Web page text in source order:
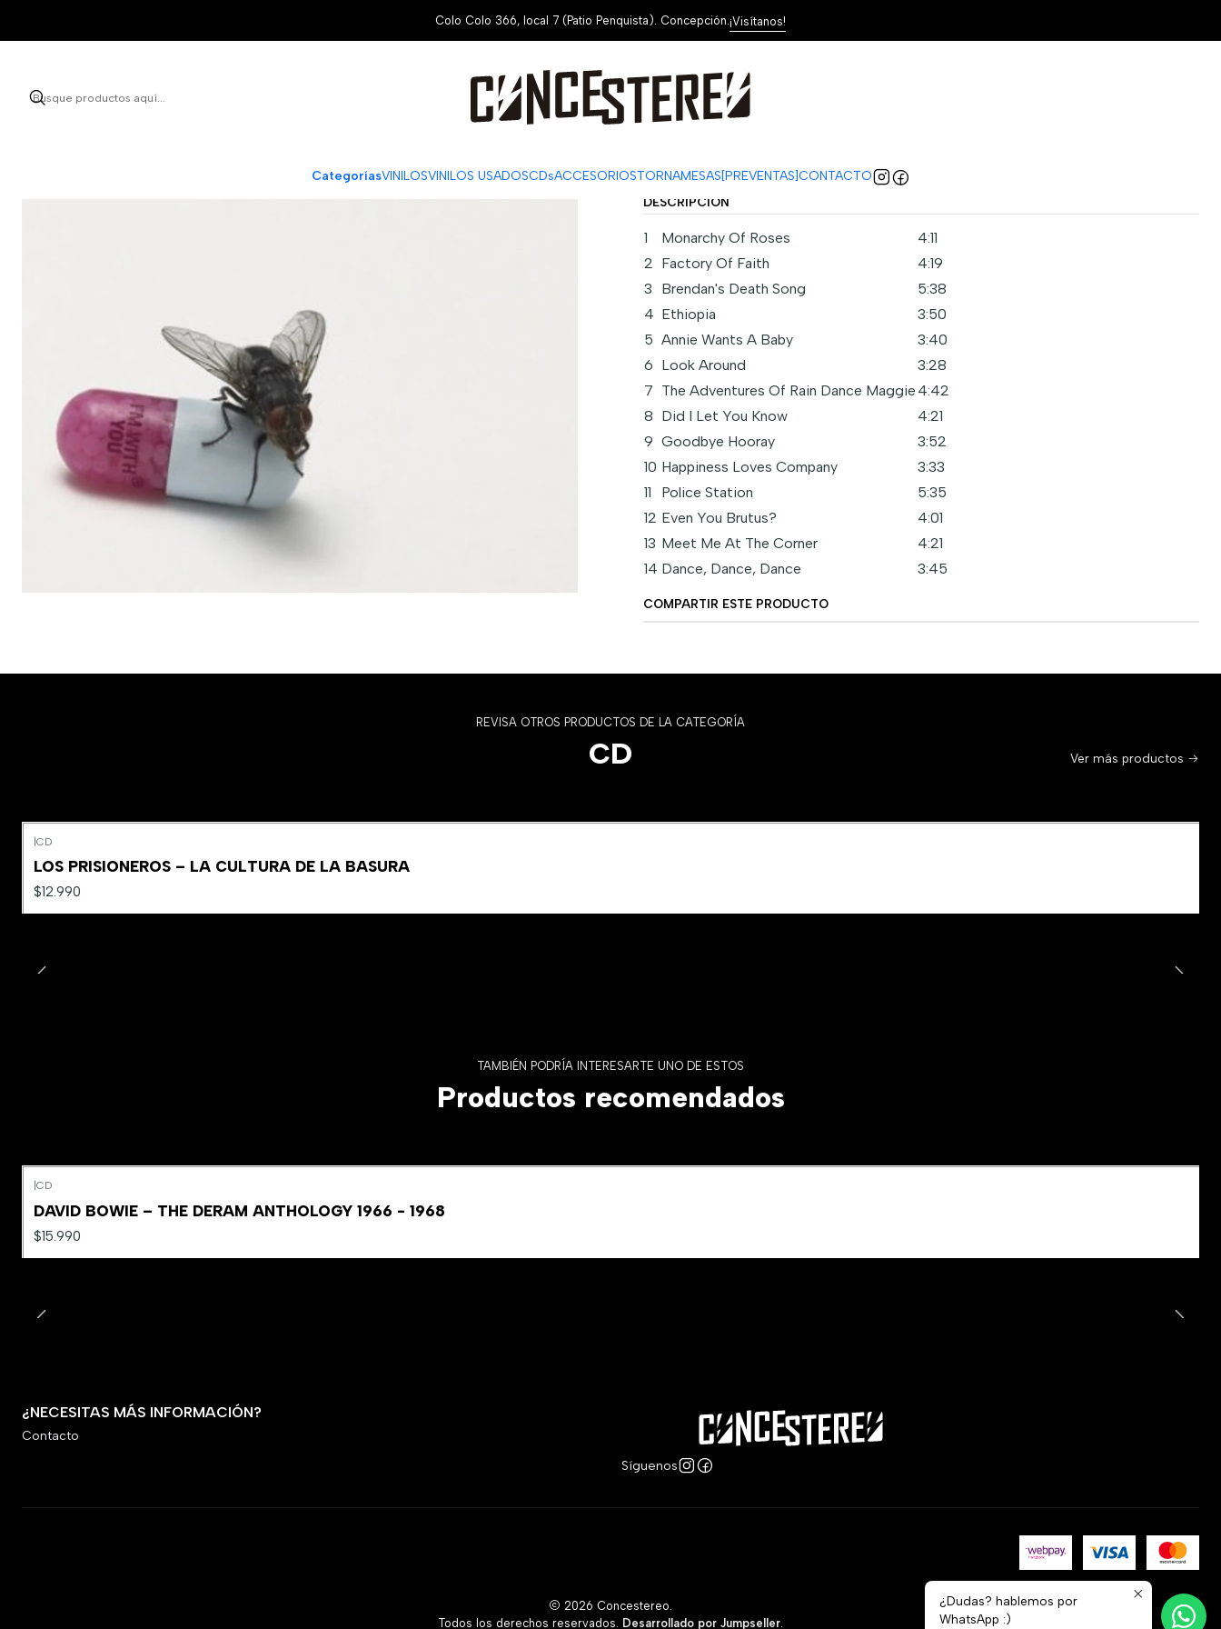
CategoríasVINILOSVINILOS USADOSCDsACCESORIOSTORNAMESAS[PREVENTAS]CONTACTO
Colo Colo 366, local 7 (Patio Penquista). Concepción.¡Visítanos!
|
Red Hot Chili Peppers – I'm With You
Cantidad
DESCRIPCIÓN
1 Monarchy Of Roses
4:11
2 Factory Of Faith
4:19
3
Brendan's Death Song
5:38
4 Ethiopia
3:50
5 Annie Wants A Baby
3:40
6 Look Around
3:28
7 The Adventures Of Rain Dance Maggie 4:42
8 Did I Let You Know
4:21
9 Goodbye Hooray
3:52
10 Happiness Loves Company
3:33
11
Police Station
5:35
12 Even You Brutus?
4:01
13 Meet Me At The Corner
4:21
14 Dance, Dance, Dance 3:45
COMPARTIR ESTE PRODUCTO
REVISA OTROS PRODUCTOS DE LA CATEGORÍA
CD Ver más productos
CD
LOS PRISIONEROS – LA CULTURA DE LA BASURA
$12.990
TAMBIÉN PODRÍA INTERESARTE UNO DE ESTOS
Productos recomendados
CD
DAVID BOWIE – THE DERAM ANTHOLOGY 1966 - 1968
$15.990
¿NECESITAS MÁS INFORMACIÓN?
Contacto
Síguenos
2026 Concestereo.
Todos los derechos reservados.
Desarrollado por Jumpseller
¿Dudas? hablemos por
WhatsApp :)